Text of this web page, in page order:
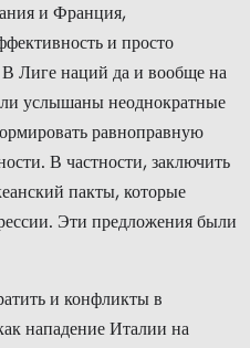
и Франция,
и просто
В Лиге наций да и вообще на
услышаны неоднократные
равноправную
В частности, заключить
пакты, которые
Эти предложения были
и конфликты в
нападение Италии на